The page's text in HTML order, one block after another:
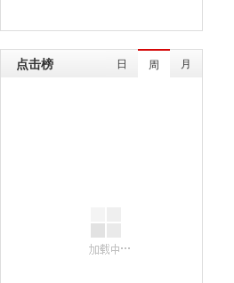
点击榜 日 周 月